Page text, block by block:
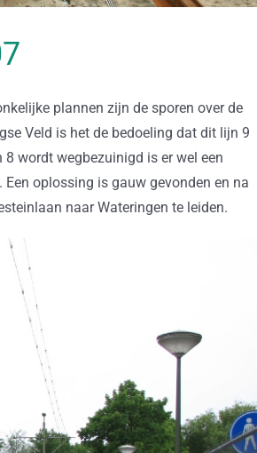
plannen zijn de sporen over de
Veld is het de bedoeling dat dit lijn 9
wordt wegbezuinigd is er wel een
oplossing is gauw gevonden en na
naar Wateringen te leiden.